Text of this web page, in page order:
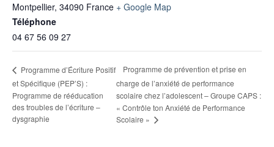
Montpellier, 34090 France + Google Map
Téléphone
04 67 56 09 27
Programme d’Écriture Positif
et Spécifique (PEP’S) :
Programme de rééducation
des troubles de l’écriture –
dysgraphie
Programme de prévention et prise en
charge de l’anxiété de performance
scolaire chez l’adolescent – Groupe CAPS :
« Contrôle ton Anxiété de Performance
Scolaire »